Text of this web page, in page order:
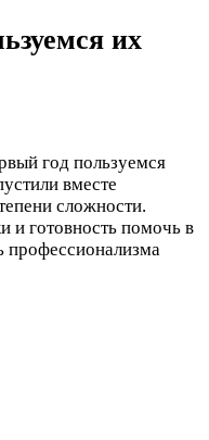
их
год пользуемся
вместе
сложности.
и готовность помочь в
профессионализма